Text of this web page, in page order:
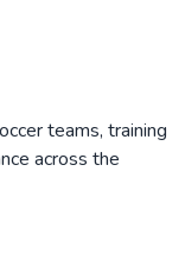
teams, training
across the